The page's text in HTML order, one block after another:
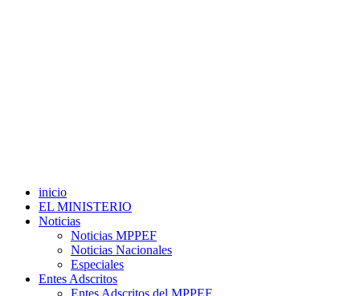
inicio
EL MINISTERIO
Noticias
Noticias MPPEF
Noticias Nacionales
Especiales
Entes Adscritos
Entes Adscritos del MPPEF